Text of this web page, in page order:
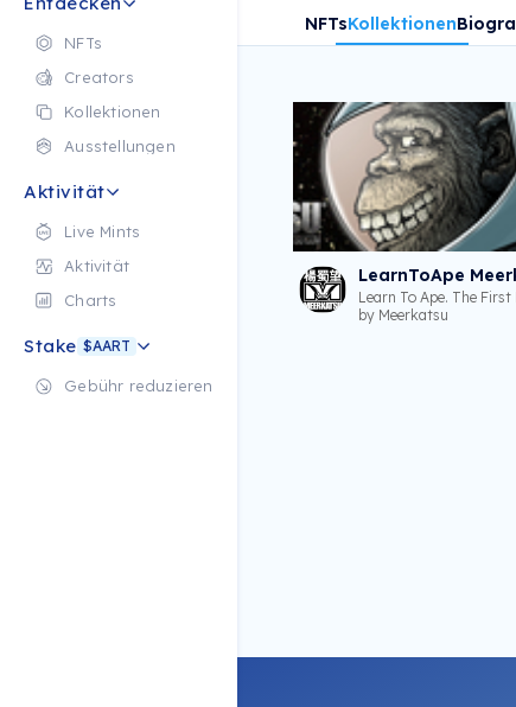
NFTs
Creators
Kollektionen
Ausstellungen
Aktivität
Live Mints
Aktivität
Charts
Stake $AART
Gebühr reduzieren
NFTsKollektionen
Learn To Ape. The
by Meerkatsu